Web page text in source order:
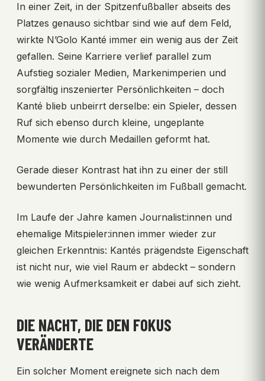
In einer Zeit, in der Spitzenfußballer abseits des
Platzes genauso sichtbar sind wie auf dem Feld,
wirkte N’Golo Kanté immer ein wenig aus der Zeit
gefallen. Seine Karriere verlief parallel zum
Aufstieg sozialer Medien, Markenimperien und
sorgfältig inszenierter Persönlichkeiten – doch
Kanté blieb unbeirrt derselbe: ein Spieler, dessen
Ruf sich ebenso durch kleine, ungeplante
Momente wie durch Medaillen geformt hat.
Gerade dieser Kontrast hat ihn zu einer der still
bewunderten Persönlichkeiten im Fußball gemacht.
Im Laufe der Jahre kamen Journalist:innen und
ehemalige Mitspieler:innen immer wieder zur
gleichen Erkenntnis: Kantés prägendste Eigenschaft
ist nicht nur, wie viel Raum er abdeckt – sondern
wie wenig Aufmerksamkeit er dabei auf sich zieht.
DIE NACHT, DIE DEN FOKUS
VERÄNDERTE
Ein solcher Moment ereignete sich nach dem